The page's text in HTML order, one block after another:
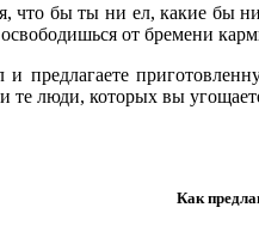
что бы ты ни ел, какие
от бремени
и предлагаете
люди, которых вы
Как